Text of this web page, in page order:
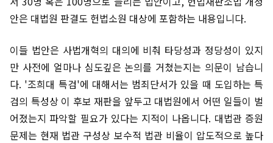
안은 대법원 판결도 헌법소원 대상에 포함하는 내용입니다.
이들 법안은 사법개혁의 대의에 비춰 타당성과 정당성이 있지
만 사전에 얼마나 심도깊은 논의를 거쳤는지는 의문이 남습니
다. '조희대 특검'에 대해서는 범죄단서가 있을 때 도입하는 특
검의 특성상 이 후보 재판을 앞두고 대법원에서 어떤 일들이 벌
어졌는지 파악할 필요가 있다는 지적이 나옵니다. 대법관 증원
문제는 현재 법관 구성상 보수적 법관 비율이 압도적으로 높다